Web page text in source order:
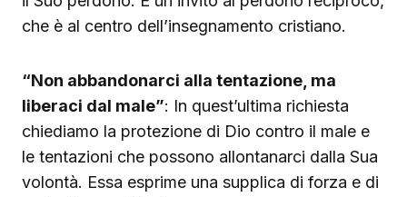
che è al centro dell’insegnamento cristiano.
“Non abbandonarci alla tentazione, ma
liberaci dal male”: In quest’ultima richiesta
chiediamo la protezione di Dio contro il male e
le tentazioni che possono allontanarci dalla Sua
volontà. Essa esprime una supplica di forza e di